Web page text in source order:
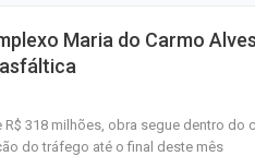
Maria do Carmo
R$ 318 milhões, obra segue dentro do
do tráfego até o final deste mês